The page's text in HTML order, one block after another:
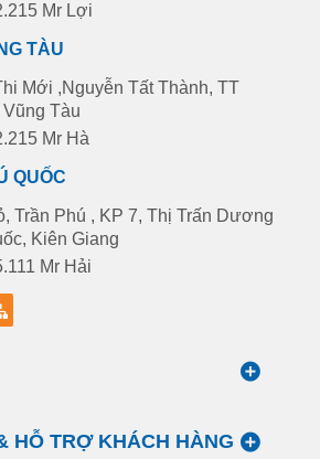
Mr Lợi
TÀU
Mới ,Nguyễn Tất Thành, TT
Vũng Tàu
Mr Hà
QUỐC
Trần Phú , KP 7, Thị Trấn Dương
Kiên Giang
Mr Hải
HỖ TRỢ KHÁCH HÀNG